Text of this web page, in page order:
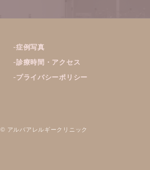
症例写真
診療時間・アクセス
プライバシーポリシー
© アルバアレルギークリニック